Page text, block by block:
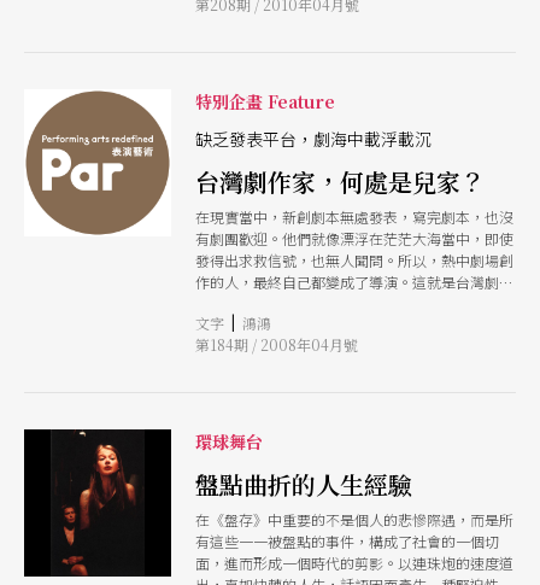
第208期 / 2010年04月號
特別企畫 Feature
缺乏發表平台，劇海中載浮載沉
台灣劇作家，何處是兒家？
在現實當中，新創劇本無處發表，寫完劇本，也沒
有劇團歡迎。他們就像漂浮在茫茫大海當中，即使
發得出求救信號，也無人聞問。所以，熱中劇場創
作的人，最終自己都變成了導演。這就是台灣劇場
本，而是編劇必須用導演的方式，才能有機會發表
新作。
文字 | 鴻鴻
第184期 / 2008年04月號
環球舞台
盤點曲折的人生經驗
在《盤存》中重要的不是個人的悲慘際遇，而是所
有這些一一被盤點的事件，構成了社會的一個切
面，進而形成一個時代的剪影。以連珠炮的速度道